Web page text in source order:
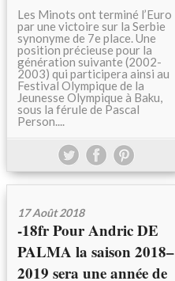
Les Minots ont terminé l’Euro
par une victoire sur la Serbie
synonyme de 7e place. Une
position précieuse pour la
génération suivante (2002-
2003) qui participera ainsi au
Festival Olympique de la
Jeunesse Olympique à Baku,
sous la férule de Pascal
Person....
17 Août 2018
-18fr Pour Andric DE
PALMA la saison 2018–
2019 sera une année de